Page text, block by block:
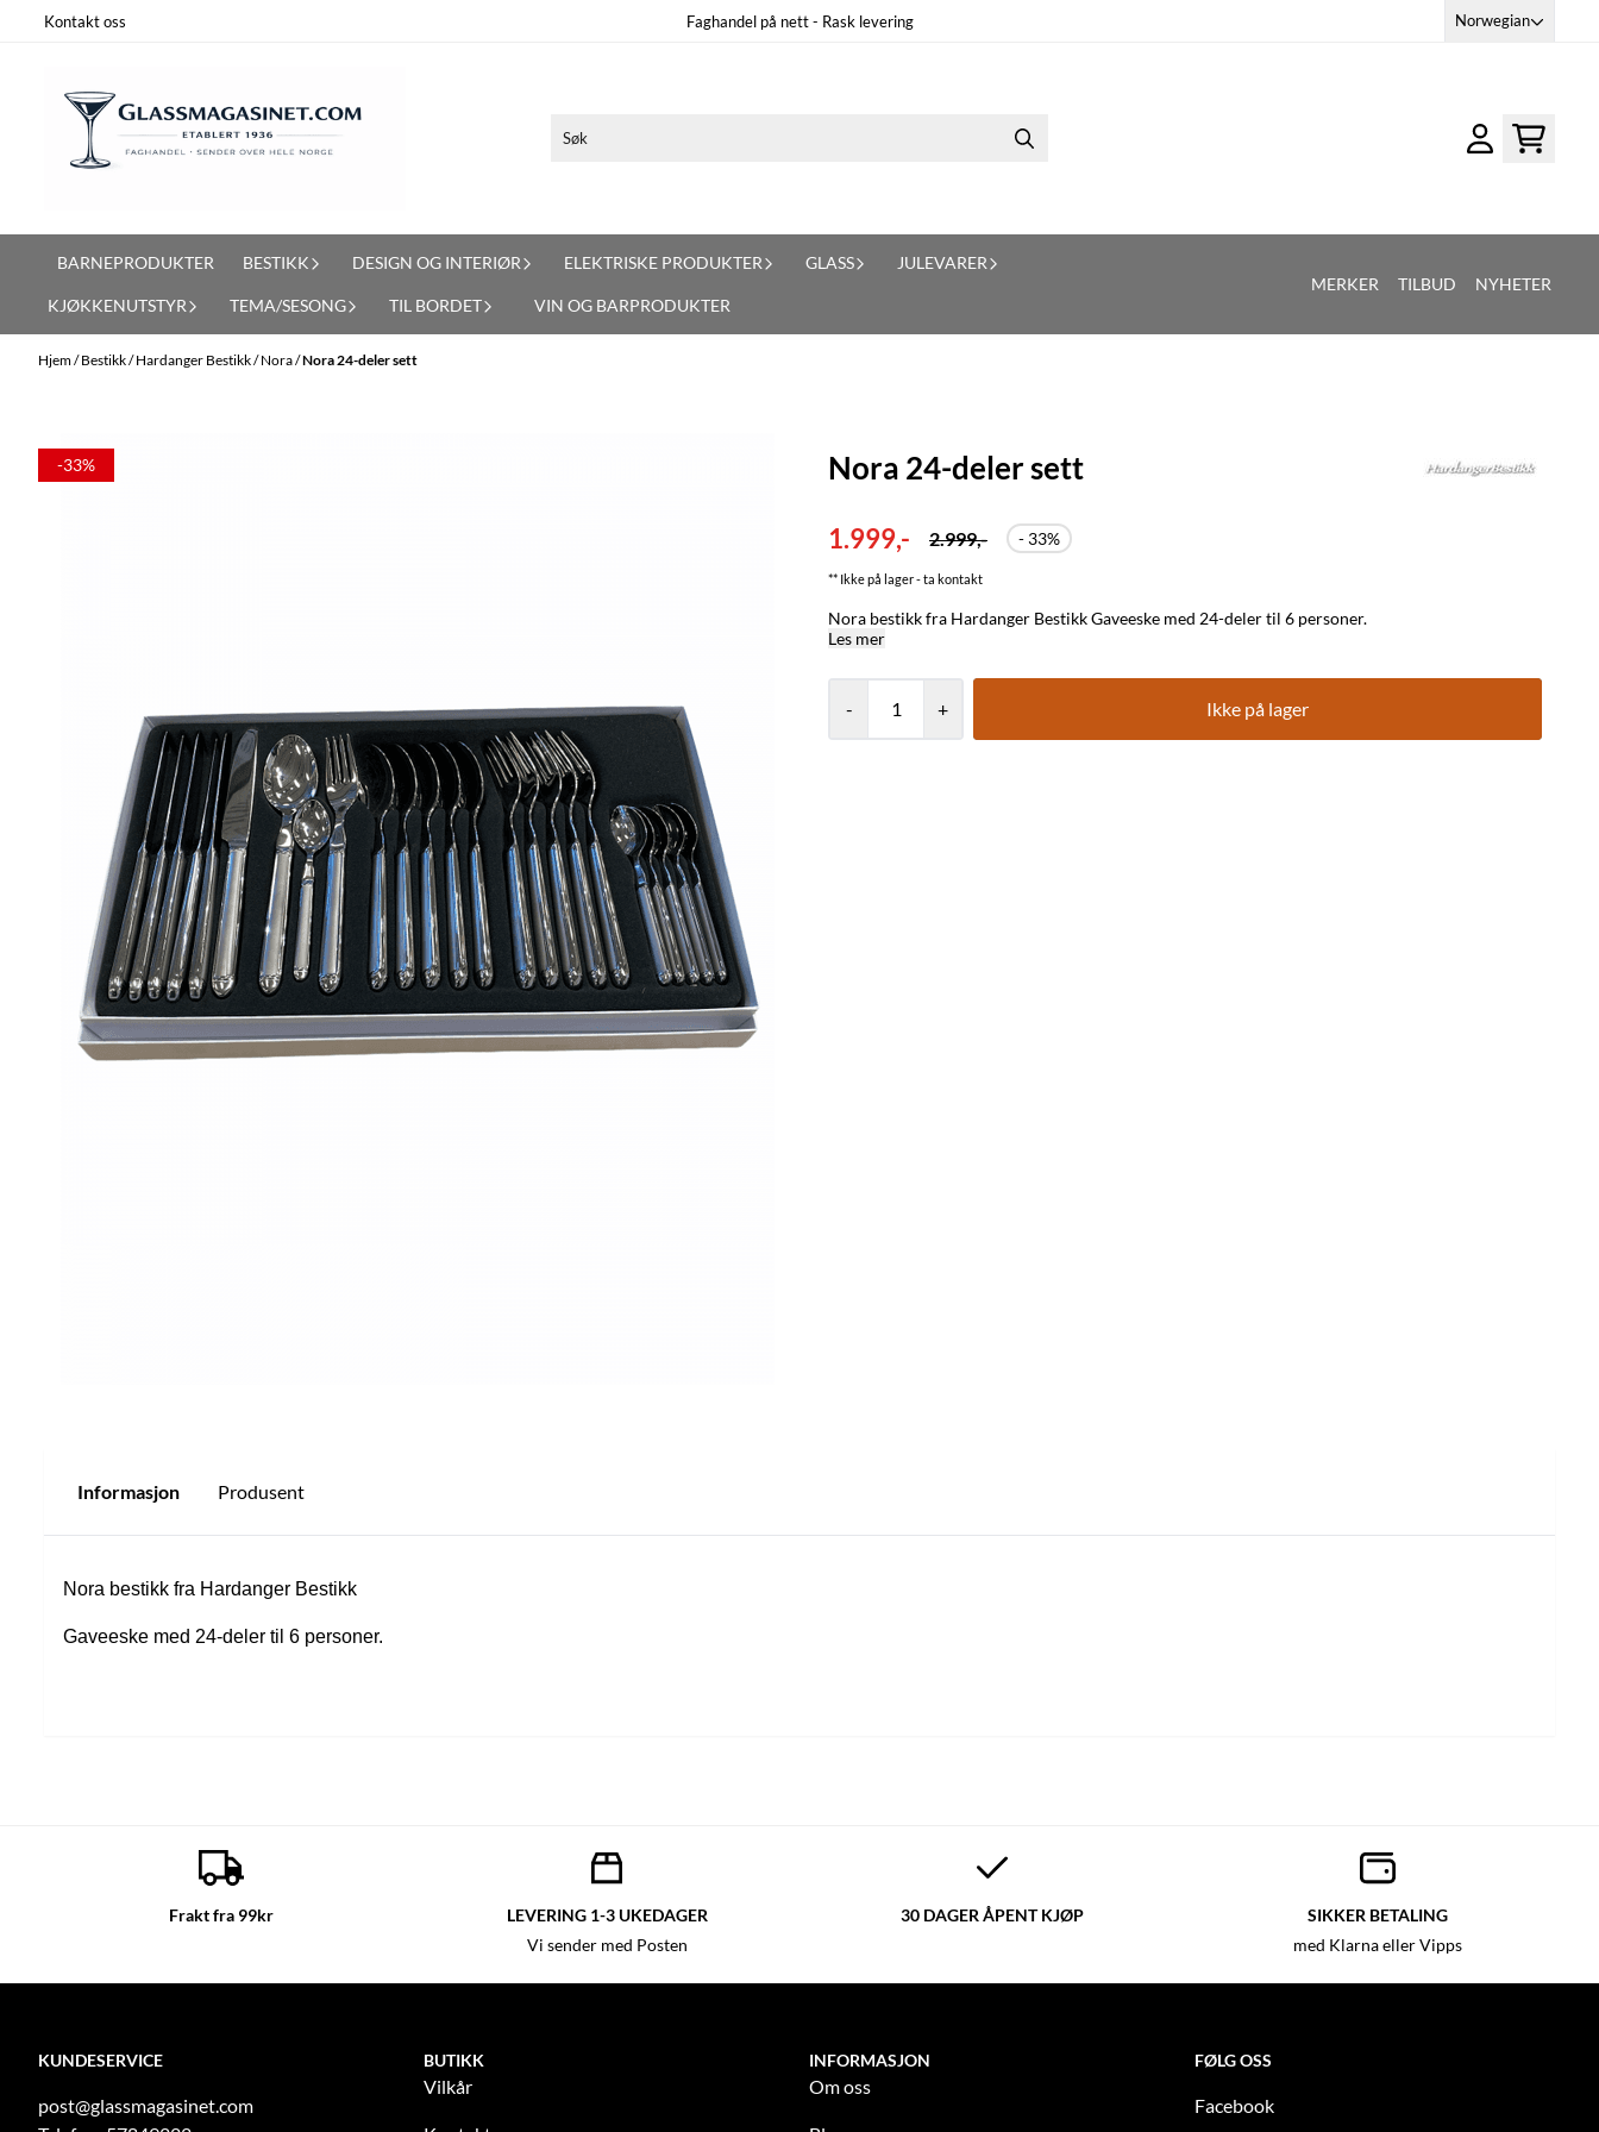
Hopp til innhold
Kontakt oss Faghandel på nett - Rask levering Norwegian
BARNEPRODUKTER BESTIKK DESIGN OG INTERIØR ELEKTRISKE PRODUKTER GLASS JULEVARER
KJØKKENUTSTYR TEMA/SESONG TIL BORDET VIN OG BARPRODUKTER
MERKER TILBUD NYHETER
Hjem/Bestikk/Hardanger Bestikk/Nora/Nora 24-deler sett
-33% Nora 24-deler sett
1.999,- 2.999,- - 33%
** Ikke på lager - ta kontakt
Les mer
- + Ikke på lager
Informasjon Produsent
Nora bestikk fra Hardanger Bestikk
Gaveeske med 24-deler til 6 personer.
Frakt fra 99kr LEVERING 1-3 UKEDAGER
Vi sender med Posten
30 DAGER ÅPENT KJØP SIKKER BETALING
med Klarna eller Vipps
KUNDESERVICE
post@glassmagasinet.com
BUTIKK
Vilkår
INFORMASJON
Om oss
FØLG OSS
Facebook